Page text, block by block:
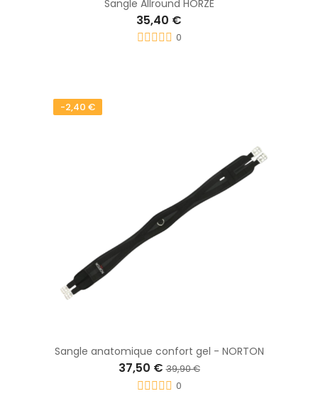
Sangle Allround HORZE
35,40 €
0
-2,40 €
Sangle anatomique confort gel - NORTON
37,50 €39,90 €
0